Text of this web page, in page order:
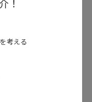
！
考える